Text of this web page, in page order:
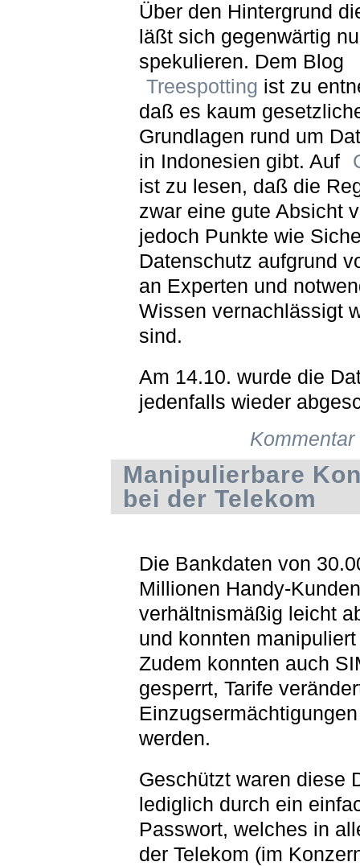
Über den Hintergrund
läßt sich gegenwärtig
spekulieren. Dem Blog
Treespotting ist zu
daß es kaum
Grundlagen rund um
in Indonesien gibt. Auf
ist zu lesen, daß die
zwar eine gute Absicht
jedoch Punkte wie
Datenschutz aufgrund
an Experten und
Wissen vernachlässigt
sind.
Am 14.10. wurde die
jedenfalls wieder
Manipulierbare
bei der Telekom
Die Bankdaten von
Millionen Handy-
verhältnismäßig leicht
und konnten
Zudem konnten auch
gesperrt, Tarife
werden.
Geschützt waren diese
lediglich durch ein
Passwort, welches in
der Telekom (im